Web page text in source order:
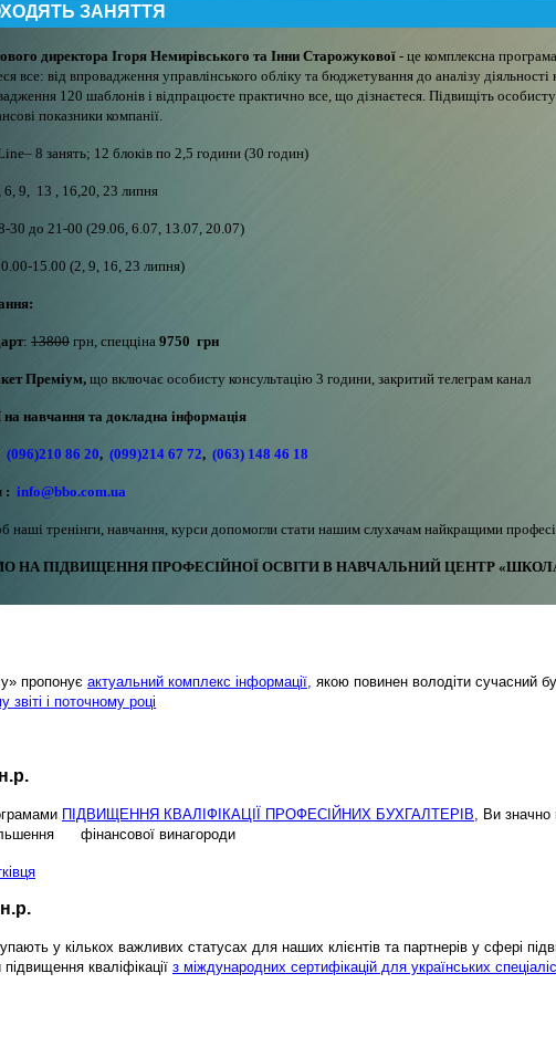
ЗАНЯТТЯ
директора Ігоря Немирівського та Інни Старожукової - це комплексна
все: від впровадження управлінського обліку та бюджетування до аналізу
120 шаблонів і відпрацюєте практично все, що дізнаєтеся. Підвищіть
показники компанії.
8 занять; 12 блоків по 2,5 години (30 годин)
9, 13 , 16,20, 23 липня
30 до 21-00 (29.06, 6.07, 13.07, 20.07)
15.00 (2, 9, 16, 23 липня)
: 13800 грн, спецціна 9750 грн
Преміум, що включає особисту консультацію 3 години, закритий телеграм канал
навчання та докладна інформація
(096)210 86 20, (099)214 67 72, (063) 148 46 18
: info@bbo.com.ua
наші тренінги, навчання, курси допомогли стати нашим слухачам найкращими
НА ПІДВИЩЕННЯ ПРОФЕСІЙНОЇ ОСВІТИ В НАВЧАЛЬНИЙ ЦЕНТР
пропонує актуальний комплекс інформації, якою повинен володіти сучасний
звіті і поточному році
ПІДВИЩЕННЯ КВАЛІФІКАЦІЇ ПРОФЕСІЙНИХ БУХГАЛТЕРІВ , Ви
фінансової винагороди
у кількох важливих статусах для наших клієнтів та партнерів у сфері
кваліфікації з міждународних сертифікацій для українських